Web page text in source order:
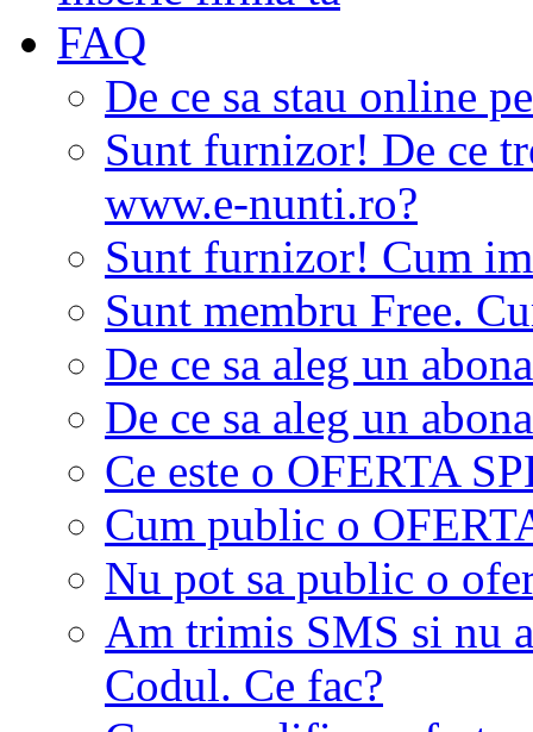
FAQ
De ce sa stau online
Sunt furnizor! De ce
www.e-nunti.ro?
Sunt furnizor! Cum
Sunt membru Free.
De ce sa aleg un
De ce sa aleg un
Ce este o OFERTA
Cum public o
Nu pot sa public o
Am trimis SMS si nu
Codul. Ce fac?